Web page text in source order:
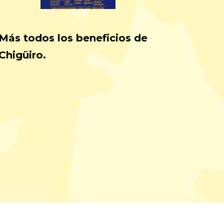
todos los beneficios de